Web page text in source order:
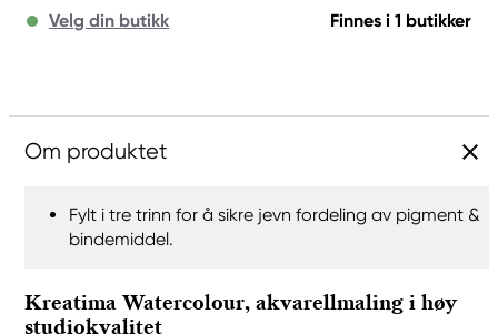
Velg din butikk Finnes i 1 butikker
Om produktet
Fylt i tre trinn for å sikre jevn fordeling av pigment &
bindemiddel.
Kreatima Watercolour, akvarellmaling i høy
studiokvalitet